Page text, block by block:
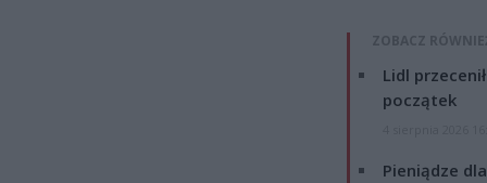
ZOBACZ
Lidl
początek
Pieniądze